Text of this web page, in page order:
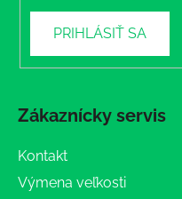
PRIHLÁSIŤ SA
Zákaznícky servis
Kontakt
Výmena veľkosti